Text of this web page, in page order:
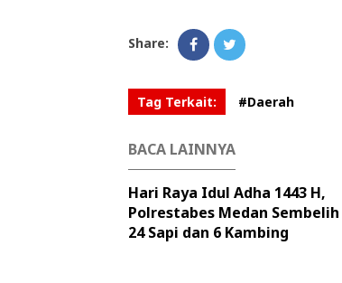
Share:
Tag Terkait: #Daerah
BACA LAINNYA
Hari Raya Idul Adha 1443 H,
Polrestabes Medan Sembelih
24 Sapi dan 6 Kambing